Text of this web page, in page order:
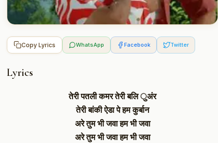
Copy Lyrics WhatsApp Facebook Twitter
Lyrics
तेरी पतली कमर तेरी बलि ुअंर
तेरी बांकी ऐडा पे हम कुर्बान
अरे तुम भी जवा हम भी जवा
अरे तुम भी जवा हम भी जवा